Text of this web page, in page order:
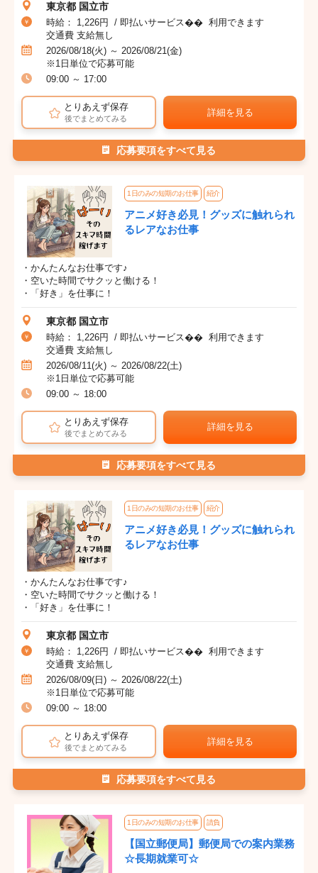
東京都 国立市
時給： 1,226円 / 即払いサービス�� 利用できます
交通費 支給無し
2026/08/18(火) ～ 2026/08/21(金)
※1日単位で応募可能
09:00 ～ 17:00
とりあえず保存
後でまとめてみる
詳細を見る
応募要項をすべて見る
1日のみの短期のお仕事 紹介
アニメ好き必見！グッズに触れられ
るレアなお仕事
・かんたんなお仕事です♪
・空いた時間でサクッと働ける！
・「好き」を仕事に！
東京都 国立市
時給： 1,226円 / 即払いサービス�� 利用できます
交通費 支給無し
2026/08/11(火) ～ 2026/08/22(土)
※1日単位で応募可能
09:00 ～ 18:00
とりあえず保存
後でまとめてみる
詳細を見る
応募要項をすべて見る
1日のみの短期のお仕事 紹介
アニメ好き必見！グッズに触れられ
るレアなお仕事
・かんたんなお仕事です♪
・空いた時間でサクッと働ける！
・「好き」を仕事に！
東京都 国立市
時給： 1,226円 / 即払いサービス�� 利用できます
交通費 支給無し
2026/08/09(日) ～ 2026/08/22(土)
※1日単位で応募可能
09:00 ～ 18:00
とりあえず保存
後でまとめてみる
詳細を見る
応募要項をすべて見る
1日のみの短期のお仕事 請負
【国立郵便局】郵便局での案内業務
☆長期就業可☆